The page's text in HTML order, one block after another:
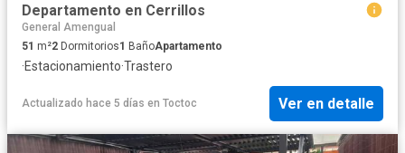
Departamento en Cerrillos
General Amengual
51 m²2 Dormitorios1 BañoApartamento
·Estacionamiento·Trastero
Actualizado hace 5 días en Toctoc Ver en detalle